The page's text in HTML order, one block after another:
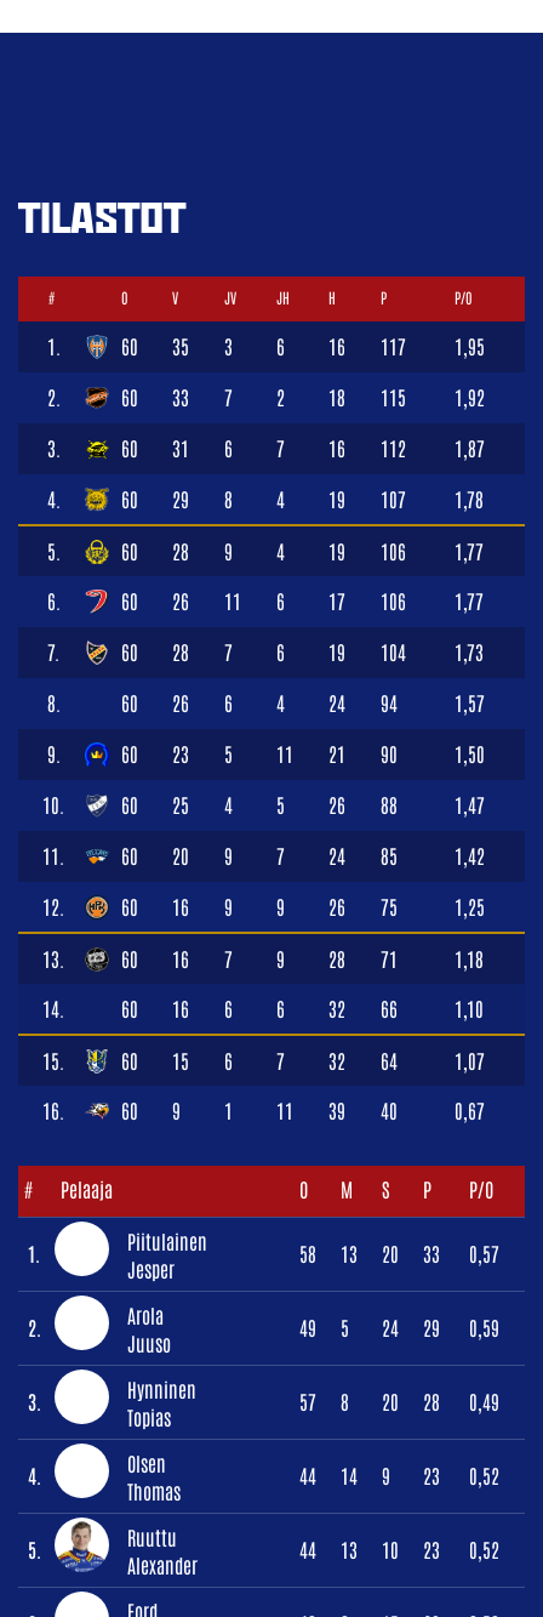
TILASTOT
# O V JV JH H P P/O
1. 60 35 3 6 16 117 1,95
2. 60 33 7 2 18 115 1,92
3. 60 31 6 7 16 112 1,87
4. 60 29 8 4 19 107 1,78
5. 60 28 9 4 19 106 1,77
6. 60 26 11 6 17 106 1,77
7. 60 28 7 6 19 104 1,73
8. 60 26 6 4 24 94 1,57
9. 60 23 5 11 21 90 1,50
10. 60 25 4 5 26 88 1,47
11. 60 20 9 7 24 85 1,42
12. 60 16 9 9 26 75 1,25
13. 60 16 7 9 28 71 1,18
14. 60 16 6 6 32 66 1,10
15. 60 15 6 7 32 64 1,07
16. 60 9 1 11 39 40 0,67
# Pelaaja O M S P P/O
1.
Piitulainen
Jesper
58 13 20 33 0,57
2.
Arola
Juuso
49 5 24 29 0,59
3.
Hynninen
Topias
57 8 20 28 0,49
4.
Olsen
Thomas
44 14 9 23 0,52
5.
Ruuttu
Alexander
44 13 10 23 0,52
Ford